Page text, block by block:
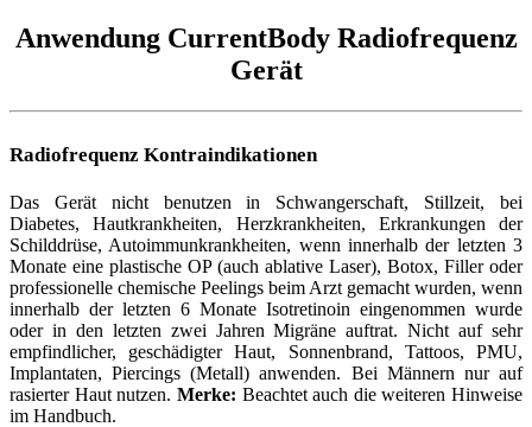
Anwendung CurrentBody Radiofrequenz
Gerät
Radiofrequenz Kontraindikationen
Das Gerät nicht benutzen in Schwangerschaft, Stillzeit, bei
Diabetes, Hautkrankheiten, Herzkrankheiten, Erkrankungen der
Schilddrüse, Autoimmunkrankheiten, wenn innerhalb der letzten 3
Monate eine plastische OP (auch ablative Laser), Botox, Filler oder
professionelle chemische Peelings beim Arzt gemacht wurden, wenn
innerhalb der letzten 6 Monate Isotretinoin eingenommen wurde
oder in den letzten zwei Jahren Migräne auftrat. Nicht auf sehr
empfindlicher, geschädigter Haut, Sonnenbrand, Tattoos, PMU,
Implantaten, Piercings (Metall) anwenden. Bei Männern nur auf
rasierter Haut nutzen. Merke: Beachtet auch die weiteren Hinweise
im Handbuch.